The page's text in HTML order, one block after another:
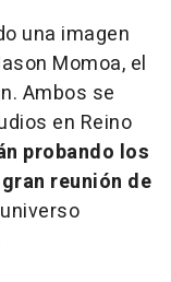
una imagen
Momoa, el
Ambos se
en Reino
probando los
reunión de